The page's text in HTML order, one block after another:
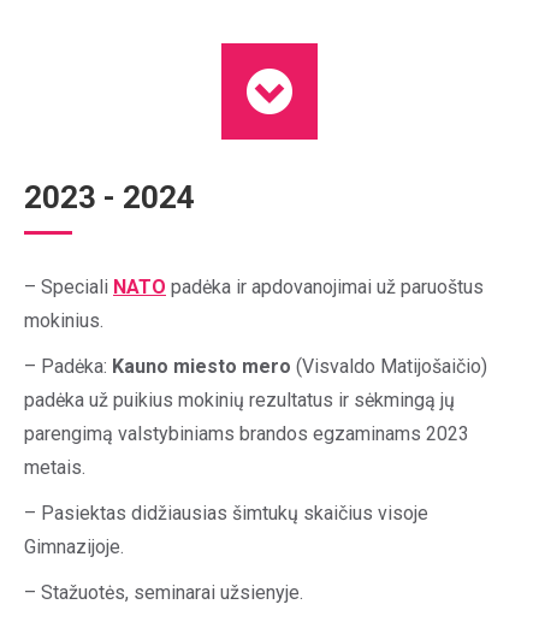
2023 - 2024
– Speciali NATO padėka ir apdovanojimai už paruoštus
mokinius.
– Padėka: Kauno miesto mero (Visvaldo Matijošaičio)
padėka už puikius mokinių rezultatus ir sėkmingą jų
parengimą valstybiniams brandos egzaminams 2023
metais.
– Pasiektas didžiausias šimtukų skaičius visoje
Gimnazijoje.
– Stažuotės, seminarai užsienyje.